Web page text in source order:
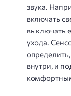
звука.
включать
выключать
ухода.
внутри, и